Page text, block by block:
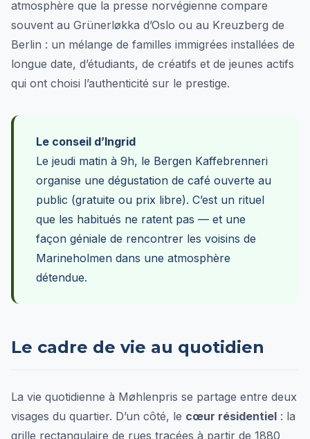
atmosphère que la presse norvégienne compare
souvent au Grünerløkka d’Oslo ou au Kreuzberg de
Berlin : un mélange de familles immigrées installées de
longue date, d’étudiants, de créatifs et de jeunes actifs
qui ont choisi l’authenticité sur le prestige.
Le conseil d’Ingrid
Le jeudi matin à 9h, le Bergen Kaffebrenneri
organise une dégustation de café ouverte au
public (gratuite ou prix libre). C’est un rituel
que les habitués ne ratent pas — et une
façon géniale de rencontrer les voisins de
Marineholmen dans une atmosphère
détendue.
Le cadre de vie au quotidien
La vie quotidienne à Møhlenpris se partage entre deux
visages du quartier. D’un côté, le cœur résidentiel : la
grille rectangulaire de rues tracées à partir de 1880